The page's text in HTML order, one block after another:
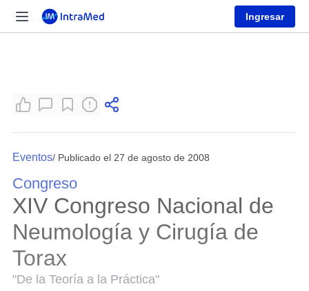
Ingresar
Eventos/ Publicado el 27 de agosto de 2008
Congreso
XIV Congreso Nacional de
Neumología y Cirugía de
Torax
"De la Teoría a la Práctica"